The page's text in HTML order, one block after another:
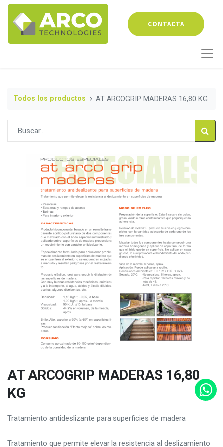
CONTACTA
Todos los productos AT ARCOGRIP MADERAS 16,80 KG
AT ARCOGRIP MADERAS 16,80
KG
Tratamiento antideslizante para superficies de madera
Tratamiento que permite elevar la resistencia al deslizamiento